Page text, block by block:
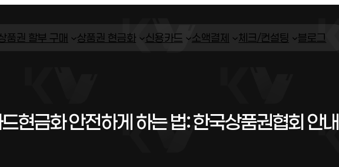
품권 할부 구매 상품권 현금화 신용카드 소액결제 체크/컨설팅 블로그
현금화 안전하게 하는 법: 한국상품권협회 안내